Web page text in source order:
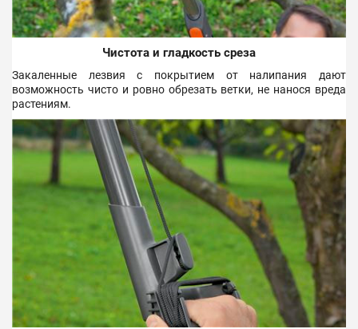
Чистота и гладкость среза
Закаленные лезвия с покрытием от налипания дают
возможность чисто и ровно обрезать ветки, не нанося вреда
растениям.